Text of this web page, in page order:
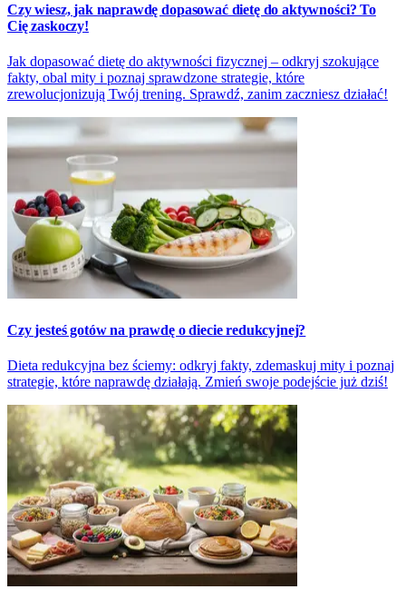
Czy wiesz, jak naprawdę dopasować dietę do aktywności? To
Cię zaskoczy!
Jak dopasować dietę do aktywności fizycznej – odkryj szokujące
fakty, obal mity i poznaj sprawdzone strategie, które
zrewolucjonizują Twój trening. Sprawdź, zanim zaczniesz działać!
Czy jesteś gotów na prawdę o diecie redukcyjnej?
Dieta redukcyjna bez ściemy: odkryj fakty, zdemaskuj mity i poznaj
strategie, które naprawdę działają. Zmień swoje podejście już dziś!